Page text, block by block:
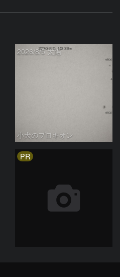
2026/8/5 太陽
小犬のプロキオン
PR